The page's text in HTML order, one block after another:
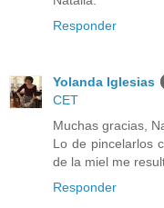
Responder
Yolanda Iglesias
CET
Muchas gracias,
Lo de pincelarlos
de la miel me
Responder